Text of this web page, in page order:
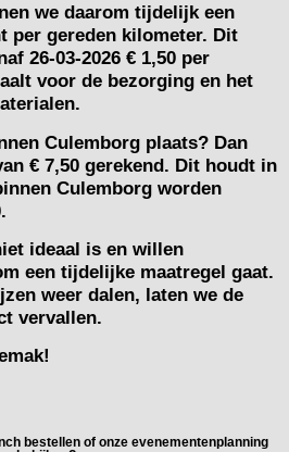
we daarom tijdelijk een
per gereden kilometer. Dit
26-03-2026 € 1,50 per
voor de bezorging en het
Culemborg plaats? Dan
€ 7,50 gerekend. Dit houdt in
Culemborg worden
ideaal is en willen
een tijdelijke maatregel gaat.
weer dalen, laten we de
vervallen.
bestellen of onze evenementenplanning